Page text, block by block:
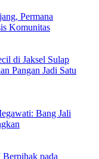
Permana
Komunitas
di Jaksel Sulap
Pangan Jadi Satu
Bang Jali
pada